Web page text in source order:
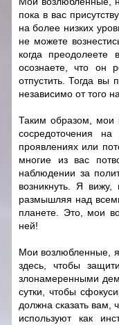
пока в вас
на более низких
не можете
когда
осознаете, что он
отпустить. Тогда
независимо от того
Таким образом, мои
сосредоточения
проявлениях или
многие из вас
наблюдении за
возникнуть. Я вижу,
размышляя над
планете. Это, мои
ней!
Мои возлюбленные,
здесь, чтобы
злонамеренными
сутки, чтобы
должна сказать вам,
используют как